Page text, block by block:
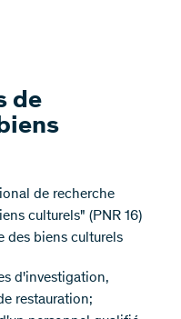
de
de recherche
culturels" (PNR 16)
des biens culturels
d'investigation,
restauration;